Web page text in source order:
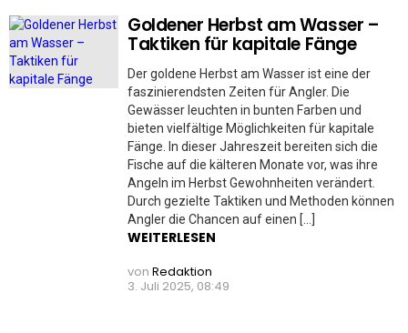
Goldener Herbst am Wasser –
Taktiken für kapitale Fänge
Der goldene Herbst am Wasser ist eine der
faszinierendsten Zeiten für Angler. Die
Gewässer leuchten in bunten Farben und
bieten vielfältige Möglichkeiten für kapitale
Fänge. In dieser Jahreszeit bereiten sich die
Fische auf die kälteren Monate vor, was ihre
Angeln im Herbst Gewohnheiten verändert.
Durch gezielte Taktiken und Methoden können
Angler die Chancen auf einen […]
WEITERLESEN
von Redaktion
3. Juli 2025, 08:49